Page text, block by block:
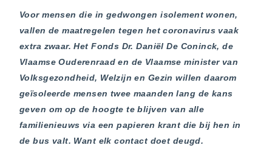
Voor mensen die in gedwongen isolement wonen,
vallen de maatregelen tegen het coronavirus vaak
extra zwaar. Het Fonds Dr. Daniël De Coninck, de
Vlaamse Ouderenraad en de Vlaamse minister van
Volksgezondheid, Welzijn en Gezin willen daarom
geïsoleerde mensen twee maanden lang de kans
geven om op de hoogte te blijven van alle
familienieuws via een papieren krant die bij hen in
de bus valt. Want elk contact doet deugd.